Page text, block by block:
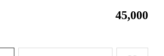
45,000